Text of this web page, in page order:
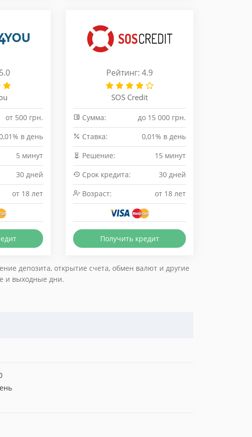
от 500 грн.
в день
5 минут
30 дней
от 18 лет
Рейтинг: 4.9
SOS Credit
Сумма:
до 15 000 грн.
Cтавка:
0,01% в день
Решение:
15 минут
Срок кредита:
30 дней
Возраст:
от 18 лет
Получить кредит
депозита, открытие счета, обмен валют и другие
и выходные дни.